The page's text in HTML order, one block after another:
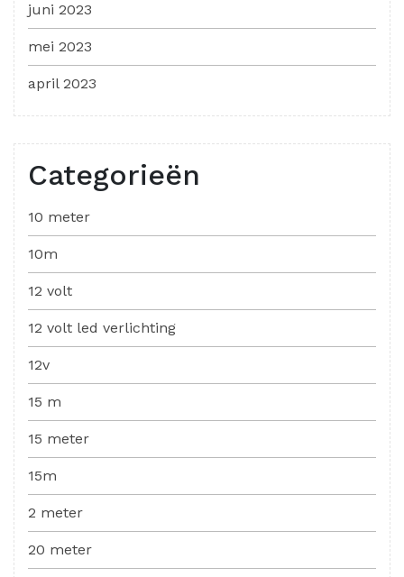
juni 2023
mei 2023
april 2023
Categorieën
10 meter
10m
12 volt
12 volt led verlichting
12v
15 m
15 meter
15m
2 meter
20 meter